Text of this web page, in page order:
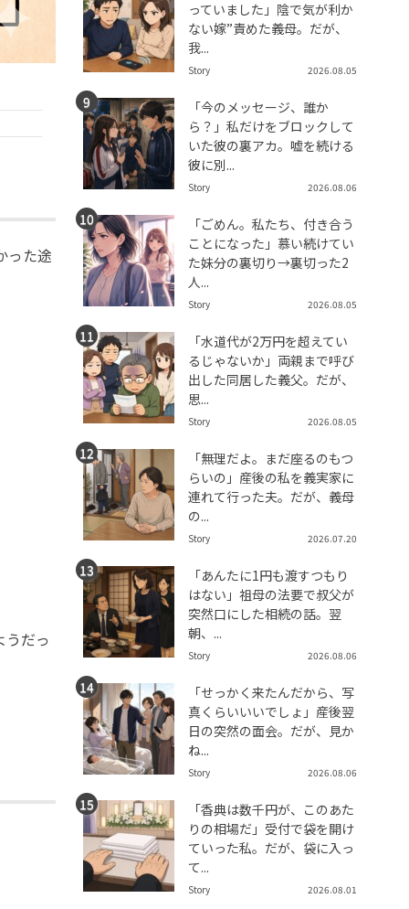
った途
だっ
っていました」陰で気が利か
ない嫁”責めた義母。だが、
我...
Story 2026.08.05
「今のメッセージ、誰か
ら？」私だけをブロックして
いた彼の裏アカ。嘘を続ける
彼に別...
Story 2026.08.06
「ごめん。私たち、付き合う
ことになった」慕い続けてい
た妹分の裏切り→裏切った2
人...
Story 2026.08.05
「水道代が2万円を超えてい
るじゃないか」両親まで呼び
出した同居した義父。だが、
思...
Story 2026.08.05
「無理だよ。まだ座るのもつ
らいの」産後の私を義実家に
連れて行った夫。だが、義母
の...
Story 2026.07.20
「あんたに1円も渡すつもり
はない」祖母の法要で叔父が
突然口にした相続の話。翌
朝、...
Story 2026.08.06
「せっかく来たんだから、写
真くらいいいでしょ」産後翌
日の突然の面会。だが、見か
ね...
Story 2026.08.06
「香典は数千円が、このあた
りの相場だ」受付で袋を開け
ていった私。だが、袋に入っ
て...
Story 2026.08.01